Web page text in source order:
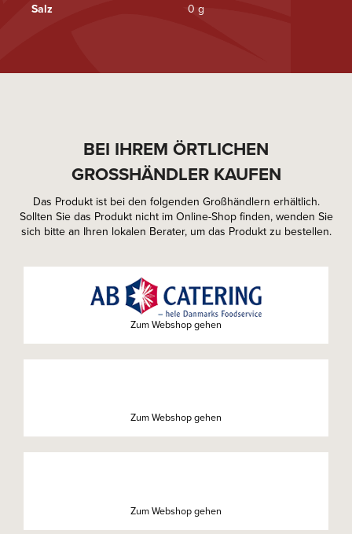
Salz 0 g
BEI IHREM ÖRTLICHEN
GROSSHÄNDLER KAUFEN
Das Produkt ist bei den folgenden Großhändlern erhältlich.
Sollten Sie das Produkt nicht im Online-Shop finden, wenden Sie
sich bitte an Ihren lokalen Berater, um das Produkt zu bestellen.
Zum Webshop gehen
Zum Webshop gehen
Zum Webshop gehen